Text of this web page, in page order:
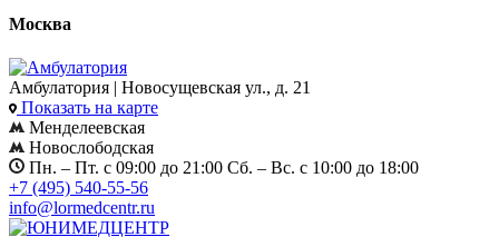
Москва
Амбулатория | Новосущевская ул., д. 21
Показать на карте
Менделеевская
Новослободская
Пн. – Пт. с 09:00 до 21:00 Сб. – Вс. с 10:00 до 18:00
+7 (495) 540-55-56
info@lormedcentr.ru